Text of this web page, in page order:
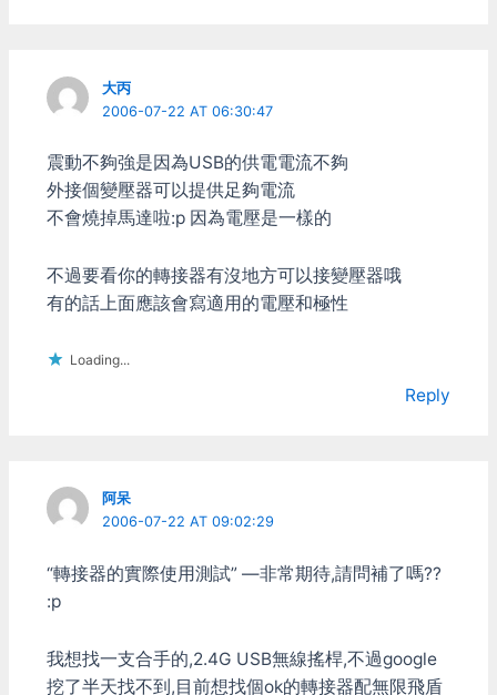
邊200塊搖桿都有的功能
的設定介面都懶的替他寫，
就只用了Windows內建的
那個陽春介面。所以像是自
定義按鈕、類比軸曲
無法調整。偏偏XBOX360
的類比軸作的又不是很準，
置中的偏差量比原本就已經
一套阿豆啊寫的非官方驅
http://xbcd360guide.50
換的功能也都有 很讚，不
過目前只能用在有線的
大丙
2006-07-22 AT 06:30:47
震動不夠強是因為USB的供電電流不夠
外接個變壓器可以提供足夠電流
不會燒掉馬達啦:p 因為電壓是一樣的
不過要看你的轉接器有沒地方可以接變壓器哦
有的話上面應該會寫適用的電壓和極性
Loading...
Reply
阿呆
2006-07-22 AT 09:02:29
“轉接器的實際使用測試” —非常期待,請問補了嗎??
:p
我想找一支合手的,2.4G USB無線搖桿,不過google
挖了半天找不到,目前想找個ok的轉接器配無限飛盾